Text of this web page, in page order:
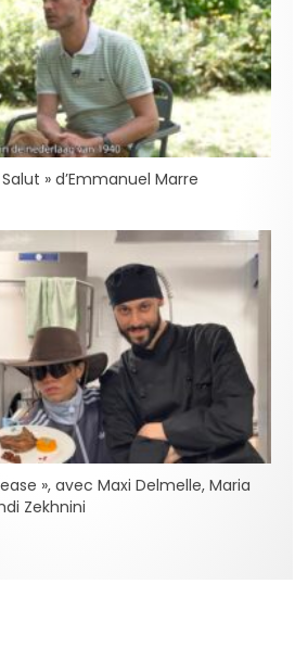
» d’Emmanuel Marre
», avec Maxi Delmelle, Maria
Zekhnini